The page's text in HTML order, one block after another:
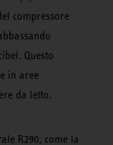
compressore
Questo
in aree
da letto.
R290, come la